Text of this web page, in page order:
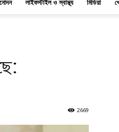
লাইফস্টাইল ও স্বাস্থ্য মিডিয়া
2669